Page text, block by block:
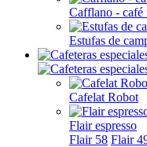
Cafflano - café
Estufas de
Cafelat Robot
Flair espresso
Flair 58 Flair